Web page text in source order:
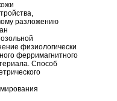
разложению
физиологически
ферримагнитного
Способ